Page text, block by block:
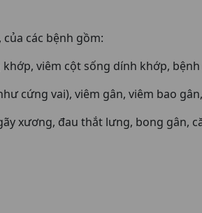
các bệnh gồm:
viêm cột sống dính khớp,
cứng vai), viêm gân, viêm bao
xương, đau thắt lưng, bong gân,